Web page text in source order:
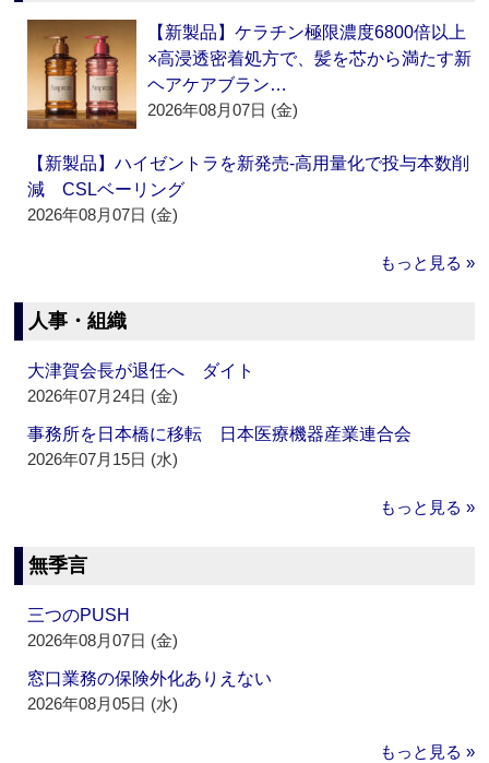
【新製品】ケラチン極限濃度6800倍以上
×高浸透密着処方で、髪を芯から満たす新
ヘアケアブラン…
2026年08月07日 (金)
【新製品】ハイゼントラを新発売‐高用量化で投与本数削
減 CSLベーリング
2026年08月07日 (金)
もっと見る »
人事・組織
大津賀会長が退任へ ダイト
2026年07月24日 (金)
事務所を日本橋に移転 日本医療機器産業連合会
2026年07月15日 (水)
もっと見る »
無季言
三つのPUSH
2026年08月07日 (金)
窓口業務の保険外化ありえない
2026年08月05日 (水)
もっと見る »